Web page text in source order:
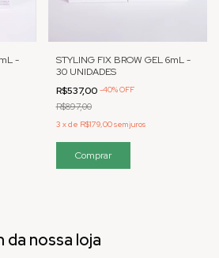
-
STYLING FIX BROW GEL 6mL -
30 UNIDADES
R$537,00 -40%OFF
R$897,00
3 xde R$179,00sem juros
da nossa loja